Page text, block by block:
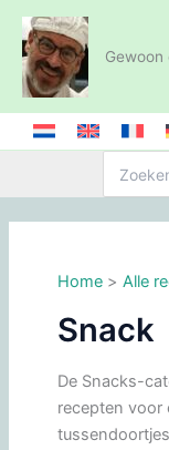
naar
inhoud
Gewoon
Home Alle
Snack
De Snacks-
recepten voor